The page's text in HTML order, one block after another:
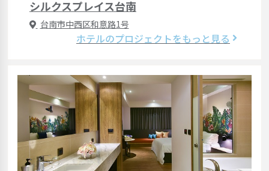
シルクスプレイス台南
台南市中西区和意路1号
ホテルのプロジェクトをもっと見る